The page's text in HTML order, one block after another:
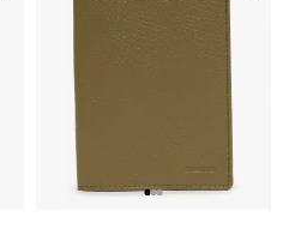
По возрастанию цены
По убыванию цены
По размеру скидки
По скорости доставки